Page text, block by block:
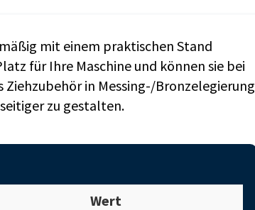
mit einem praktischen Stand
für Ihre Maschine und können sie bei
in Messing-/Bronzelegierung
zu gestalten.
Wert